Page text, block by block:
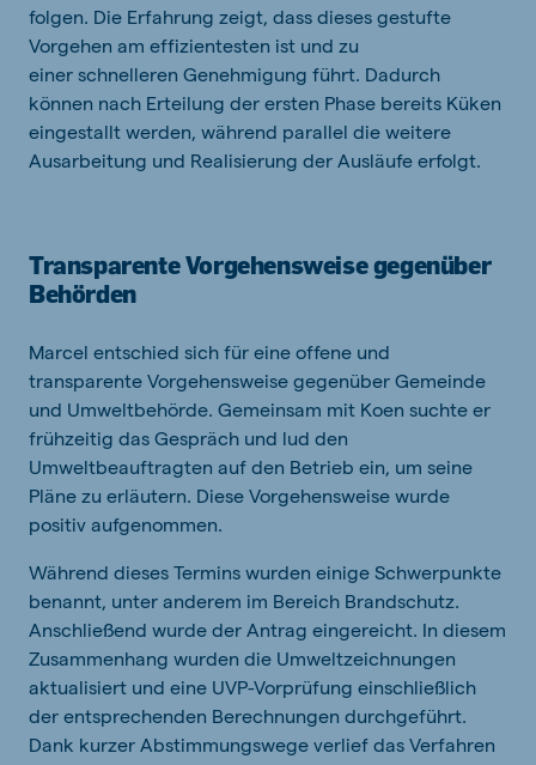
folgen. Die Erfahrung zeigt, dass dieses gestufte
Vorgehen am effizientesten ist und zu
einer schnelleren Genehmigung führt. Dadurch
können nach Erteilung der ersten Phase bereits Küken
eingestallt werden, während parallel die weitere
Ausarbeitung und Realisierung der Ausläufe erfolgt.
Transparente Vorgehensweise gegenüber
Behörden
Marcel entschied sich für eine offene und
transparente Vorgehensweise gegenüber Gemeinde
und Umweltbehörde. Gemeinsam mit Koen suchte er
frühzeitig das Gespräch und lud den
Umweltbeauftragten auf den Betrieb ein, um seine
Pläne zu erläutern. Diese Vorgehensweise wurde
positiv aufgenommen.
Während dieses Termins wurden einige Schwerpunkte
benannt, unter anderem im Bereich Brandschutz.
Anschließend wurde der Antrag eingereicht. In diesem
Zusammenhang wurden die Umweltzeichnungen
aktualisiert und eine UVP-Vorprüfung einschließlich
der entsprechenden Berechnungen durchgeführt.
Dank kurzer Abstimmungswege verlief das Verfahren